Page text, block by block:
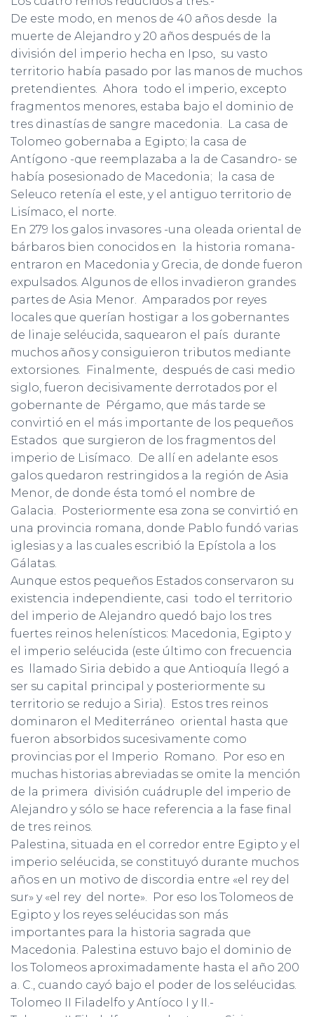
De este modo, en menos de 40 años desde la
muerte de Alejandro y 20 años después de la
división del imperio hecha en Ipso, su vasto
territorio había pasado por las manos de muchos
pretendientes. Ahora todo el imperio, excepto
fragmentos menores, estaba bajo el dominio de
tres dinastías de sangre macedonia. La casa de
Tolomeo gobernaba a Egipto; la casa de
Antígono -que reemplazaba a la de Casandro- se
había posesionado de Macedonia; la casa de
Seleuco retenía el este, y el antiguo territorio de
Lisímaco, el norte.
En 279 los galos invasores -una oleada oriental de
bárbaros bien conocidos en la historia romana-
entraron en Macedonia y Grecia, de donde fueron
expulsados. Algunos de ellos invadieron grandes
partes de Asia Menor. Amparados por reyes
locales que querían hostigar a los gobernantes
de linaje seléucida, saquearon el país durante
muchos años y consiguieron tributos mediante
extorsiones. Finalmente, después de casi medio
siglo, fueron decisivamente derrotados por el
gobernante de Pérgamo, que más tarde se
convirtió en el más importante de los pequeños
Estados que surgieron de los fragmentos del
imperio de Lisímaco. De allí en adelante esos
galos quedaron restringidos a la región de Asia
Menor, de donde ésta tomó el nombre de
Galacia. Posteriormente esa zona se convirtió en
una provincia romana, donde Pablo fundó varias
iglesias y a las cuales escribió la Epístola a los
Gálatas.
Aunque estos pequeños Estados conservaron su
existencia independiente, casi todo el territorio
del imperio de Alejandro quedó bajo los tres
fuertes reinos helenísticos: Macedonia, Egipto y
el imperio seléucida (este último con frecuencia
es llamado Siria debido a que Antioquía llegó a
ser su capital principal y posteriormente su
territorio se redujo a Siria). Estos tres reinos
dominaron el Mediterráneo oriental hasta que
fueron absorbidos sucesivamente como
provincias por el Imperio Romano. Por eso en
muchas historias abreviadas se omite la mención
de la primera división cuádruple del imperio de
Alejandro y sólo se hace referencia a la fase final
de tres reinos.
Palestina, situada en el corredor entre Egipto y el
imperio seléucida, se constituyó durante muchos
años en un motivo de discordia entre «el rey del
sur» y «el rey del norte». Por eso los Tolomeos de
Egipto y los reyes seléucidas son más
importantes para la historia sagrada que
Macedonia. Palestina estuvo bajo el dominio de
los Tolomeos aproximadamente hasta el año 200
a. C., cuando cayó bajo el poder de los seléucidas.
Tolomeo II Filadelfo y Antíoco I y II.-